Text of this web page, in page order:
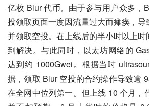
亿枚 Blur 代币。由于参与用户众多，
投领取页面一度因流量过大而瘫痪，
并领取空投。在上线后的半小时以上
到解决。与此同时，以太坊网络的
达到约 1000Gwei。根据当时
据，领取 Blur 空投的合约操作导致逾
在全网中位列第一。但上线 10 个月，